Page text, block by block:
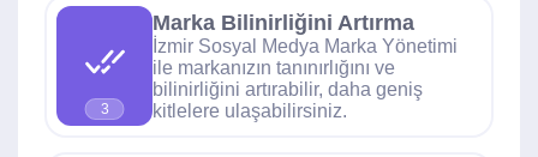
3
Marka Bilinirliğini Artırma
İzmir Sosyal Medya Marka Yönetimi
ile markanızın tanınırlığını ve
bilinirliğini artırabilir, daha geniş
kitlelere ulaşabilirsiniz.